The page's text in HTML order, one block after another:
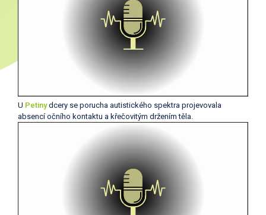
U Petinydcery se porucha autistického spektra projevovala
absencí očního kontaktu a křečovitým držením těla.